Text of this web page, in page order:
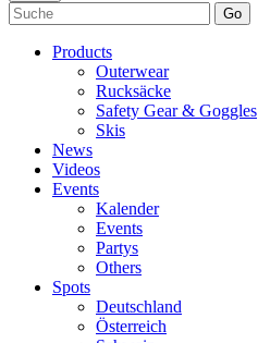
Go
Products
Outerwear
Rucksäcke
Safety Gear & Goggles
Skis
News
Videos
Events
Kalender
Events
Partys
Others
Spots
Deutschland
Österreich